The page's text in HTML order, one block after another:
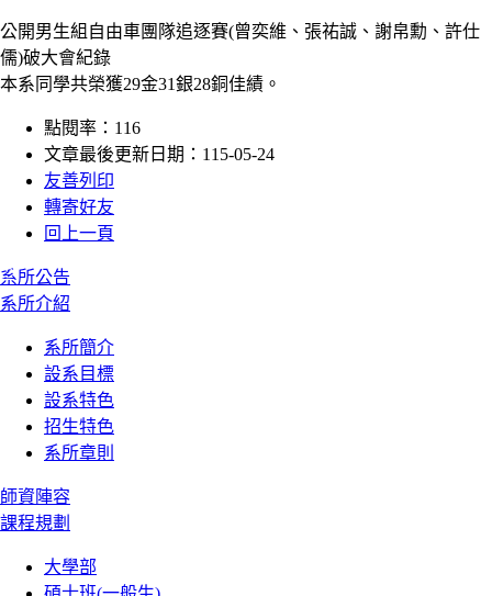
公開男生組自由車團隊追逐賽(曾奕維、張祐誠、謝帛勳、許仕
儒)破大會紀錄
本系同學共榮獲29金31銀28銅佳績。
點閱率：116
文章最後更新日期：115-05-24
友善列印
轉寄好友
回上一頁
:::
系所公告
系所介紹
系所簡介
設系目標
設系特色
招生特色
系所章則
師資陣容
課程規劃
大學部